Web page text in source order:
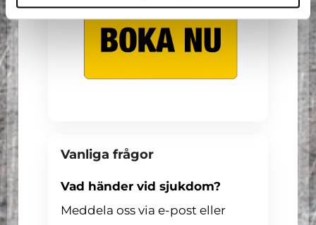
Vanliga frågor
Vad händer vid sjukdom?
Meddela oss via e-post eller